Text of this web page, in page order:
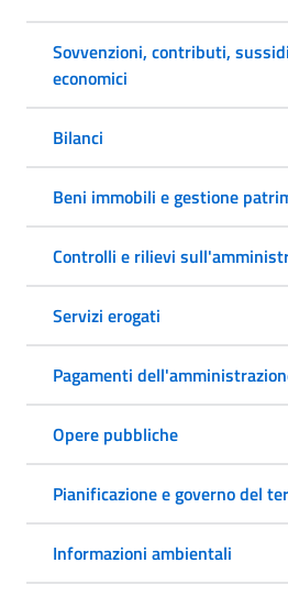
Sovvenzioni, contributi,
economici
Bilanci
Beni immobili e gestione
Controlli e rilievi
Servizi erogati
Pagamenti
Opere pubbliche
Pianificazione e governo del
Informazioni ambientali